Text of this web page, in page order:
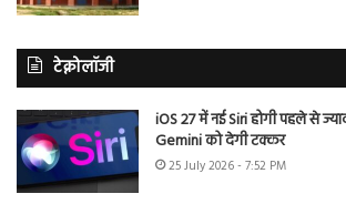
टेक्नोलॉजी
iOS 27 में नई Siri होगी पहले से
Gemini को देगी टक्कर
25 July 2026 - 7:52 PM